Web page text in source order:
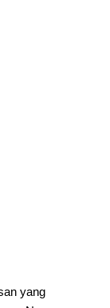
yang